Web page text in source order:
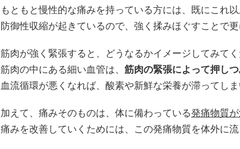
もともと慢性的な痛みを持っている方には、既にこれ
防御性収縮が起きているので、強く揉みほぐすことで
筋肉が強く緊張すると、どうなるかイメージしてみてく
筋肉の中にある細い血管は、 筋肉の緊張によって押し
血流循環が悪くなれば、酸素や新鮮な栄養が滞ってし
加えて、痛みそのものは、体に備わっている発痛物質
痛みを改善していくためには、この発痛物質を体外に流